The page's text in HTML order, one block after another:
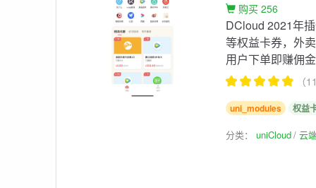
购买 256
DCloud 2021年
等权益卡券，外
用户下单即赚佣金
（
uni_modules 权益
分类：uniCloud 云